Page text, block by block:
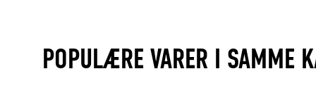
POPULÆRE VARER I SAMME